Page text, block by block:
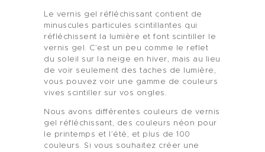
Le vernis gel réfléchissant contient de
minuscules particules scintillantes qui
réfléchissent la lumière et font scintiller le
vernis gel. C’est un peu comme le reflet
du soleil sur la neige en hiver, mais au lieu
de voir seulement des taches de lumière,
vous pouvez voir une gamme de couleurs
vives scintiller sur vos ongles.
Nous avons différentes couleurs de vernis
gel réfléchissant, des couleurs néon pour
le printemps et l’été, et plus de 100
couleurs. Si vous souhaitez créer une